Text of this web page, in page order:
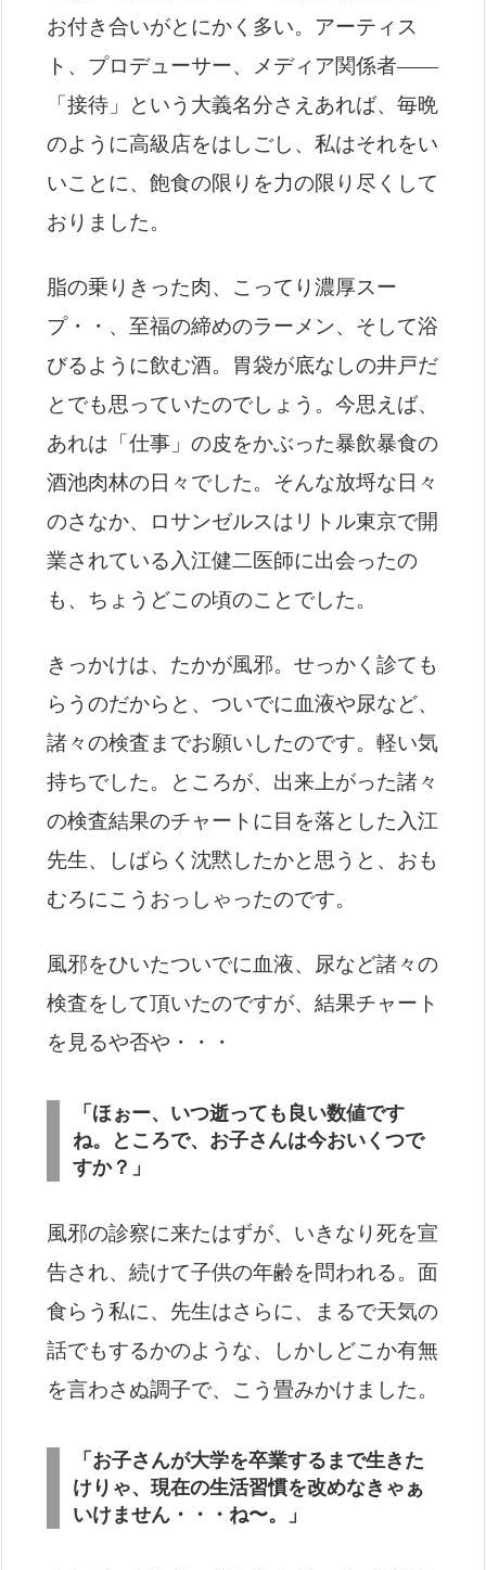
お付き合いがとにかく多い。アーティス
ト、プロデューサー、メディア関係者——
「接待」という大義名分さえあれば、毎晩
のように高級店をはしごし、私はそれをい
いことに、飽食の限りを力の限り尽くして
おりました。
脂の乗りきった肉、こってり濃厚スー
プ・・、至福の締めのラーメン、そして浴
びるように飲む酒。胃袋が底なしの井戸だ
とでも思っていたのでしょう。今思えば、
あれは「仕事」の皮をかぶった暴飲暴食の
酒池肉林の日々でした。そんな放埒な日々
のさなか、ロサンゼルスはリトル東京で開
業されている入江健二医師に出会ったの
も、ちょうどこの頃のことでした。
きっかけは、たかが風邪。せっかく診ても
らうのだからと、ついでに血液や尿など、
諸々の検査までお願いしたのです。軽い気
持ちでした。ところが、出来上がった諸々
の検査結果のチャートに目を落とした入江
先生、しばらく沈黙したかと思うと、おも
むろにこうおっしゃったのです。
風邪をひいたついでに血液、尿など諸々の
検査をして頂いたのですが、結果チャート
を見るや否や・・・
「ほぉー、いつ逝っても良い数値です
ね。ところで、お子さんは今おいくつで
すか？」
風邪の診察に来たはずが、いきなり死を宣
告され、続けて子供の年齢を問われる。面
食らう私に、先生はさらに、まるで天気の
話でもするかのような、しかしどこか有無
を言わさぬ調子で、こう畳みかけました。
「お子さんが大学を卒業するまで生きた
けりゃ、現在の生活習慣を改めなきゃぁ
いけません・・・ね〜。」